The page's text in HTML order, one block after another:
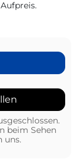
beim Sehen
uns.